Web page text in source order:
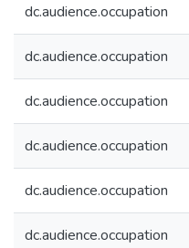
dc.audience.occupation
dc.audience.occupation
dc.audience.occupation
dc.audience.occupation
dc.audience.occupation
dc.audience.occupation